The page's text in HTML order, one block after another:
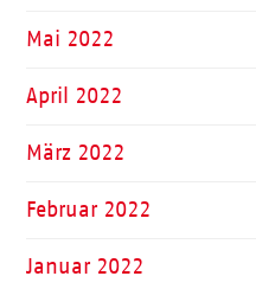
Mai 2022
April 2022
März 2022
Februar 2022
Januar 2022